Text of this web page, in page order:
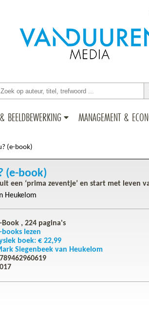
BEELDBEWERKING MANAGEMENT &
(e-book)
(e-book)
een ‘prima zeventje’ en start met leven
Heukelom
Book , 224 pagina's
books lezen
boek: € 22,99
Siegenbeek van Heukelom